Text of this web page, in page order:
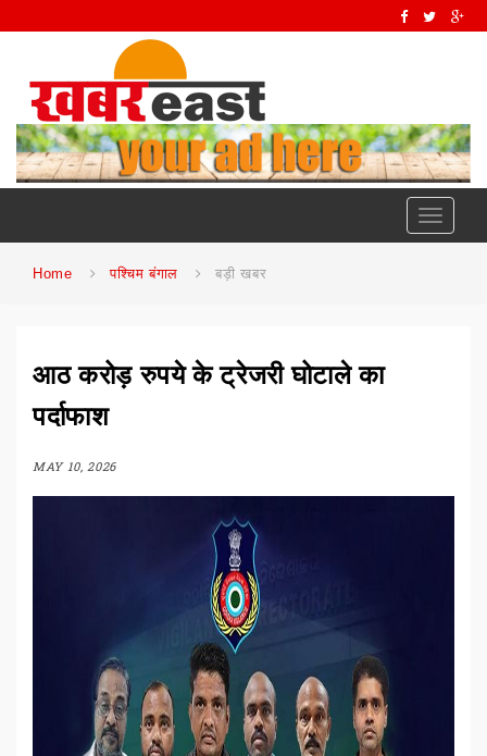
Toggle
Home पश्चिम बंगाल बड़ी खबर
आठ करोड़ रुपये के ट्रेजरी घोटाले का
पर्दाफाश
MAY 10, 2026